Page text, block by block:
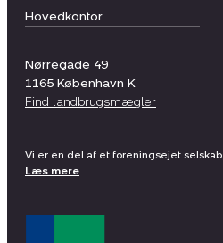
Hovedkontor
Nørregade 49
1165 København K
Find landbrugsmægler
Vi er en del af et foreningsejet selskab
Læs mere